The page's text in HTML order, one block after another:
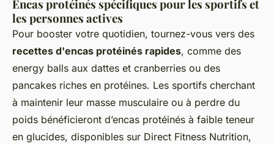
Encas protéinés spécifiques pour les sportifs et
les personnes actives
Pour booster votre quotidien, tournez-vous vers des
recettes d'encas protéinés rapides, comme des
energy balls aux dattes et cranberries ou des
pancakes riches en protéines. Les sportifs cherchant
à maintenir leur masse musculaire ou à perdre du
poids bénéficieront d’encas protéinés à faible teneur
en glucides, disponibles sur Direct Fitness Nutrition,